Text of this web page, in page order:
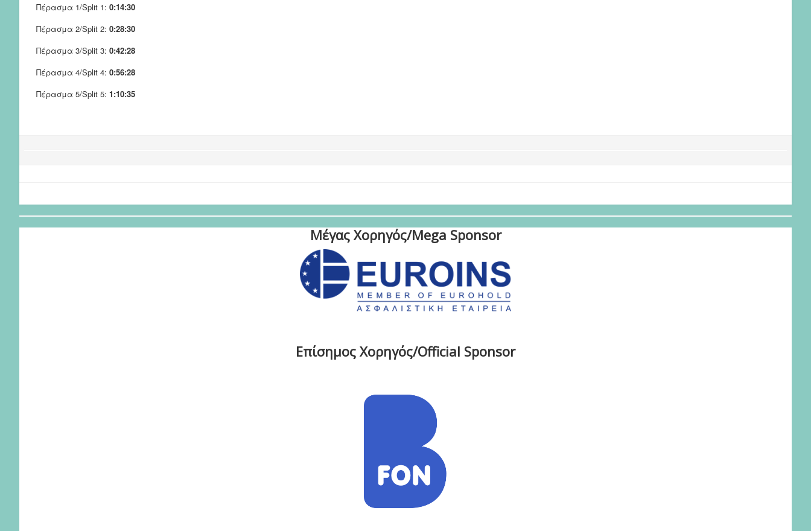
Πέρασμα 1/Split 1: 0:14:30
Πέρασμα 2/Split 2: 0:28:30
Πέρασμα 3/Split 3: 0:42:28
Πέρασμα 4/Split 4: 0:56:28
Πέρασμα 5/Split 5: 1:10:35
Μέγας Χορηγός/Mega Sponsor
Επίσημος Χορηγός/Official Sponsor